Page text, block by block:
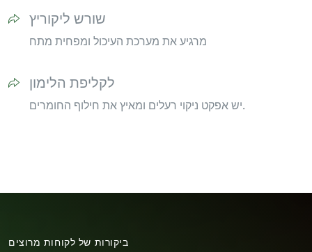
שורש ליקוריץ
מרגיע את מערכת העיכול ומפחית מתח
לקליפת הלימון
יש אפקט ניקוי רעלים ומאיץ את חילוף החומרים.
ביקורות של לקוחות מרוצים